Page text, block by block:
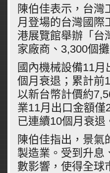
陳伯佳表示，台灣
月登場的台灣國際
港展覽館舉辦「台
家廠商、3,300個
國內機械設備11
個月衰退；累計前
以新台幣計價約
業11月出口金額
已連續10個月衰退
陳伯佳指出，景氣
製造業。受到升息
數影響，使得全球